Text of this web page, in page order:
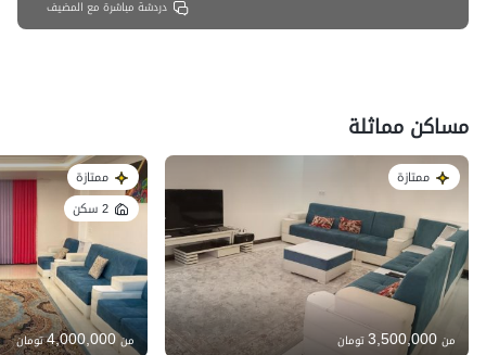
دردشة مباشرة مع المضيف
مساكن مماثلة
ممتازة
من 3,500,000تومان
ممتازة
2 سكن
من 4,000,000تومان